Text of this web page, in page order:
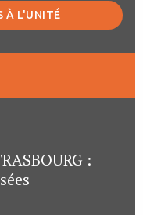
À L'UNITÉ
: